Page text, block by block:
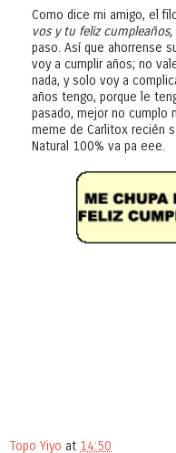
Como dice mi amigo, el
vos y tu feliz
paso. Así que ahorrense
voy a cumplir años; no
nada, y solo voy a
años tengo, porque le
pasado, mejor no cumplo
meme de Carlitox recién
Natural 100% va pa eee.
Topo Yiyo at 14:50